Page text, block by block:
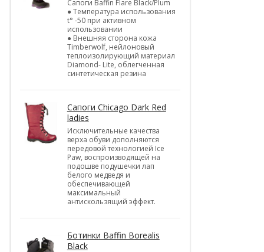
Cапоги Baffin Flare Black/Plum
● Температура использования
t° -50 при активном
использовании
● Внешняя сторона кожа
Timberwolf, нейлоновый
теплоизолирующий материал
Diamond- Lite, облегченная
синтетическая резина
Cапоги Chicago Dark Red
ladies
Исключительные качества
верха обуви дополняются
передовой технологией Ice
Paw, воспроизводящей на
подошве подушечки лап
белого медведя и
обеспечивающей
максимальный
антискользящий эффект.
Ботинки Baffin Borealis
Black